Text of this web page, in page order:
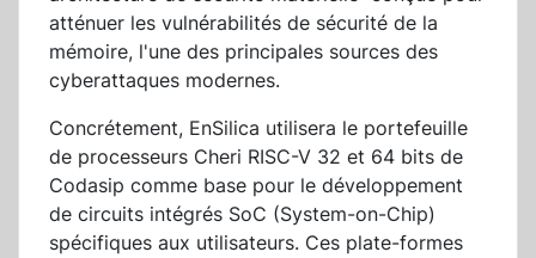
atténuer les vulnérabilités de sécurité de la
mémoire, l'une des principales sources des
cyberattaques modernes.
Concrétement, EnSilica utilisera le portefeuille
de processeurs Cheri RISC-V 32 et 64 bits de
Codasip comme base pour le développement
de circuits intégrés SoC (System-on-Chip)
spécifiques aux utilisateurs. Ces plate-formes